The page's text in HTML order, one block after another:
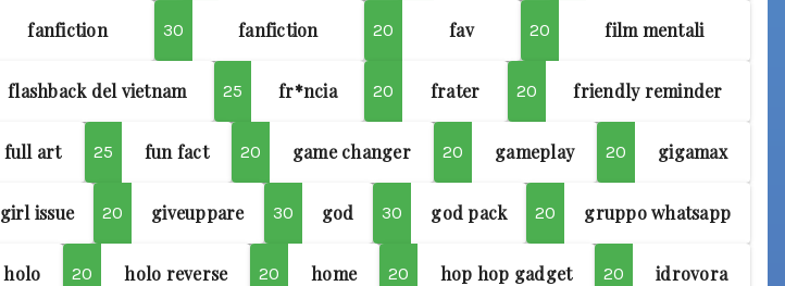
fanfiction 30 fanfiction 20 fav 20 film mentali
flashback del vietnam 25 fr*ncia 20 frater 20 friendly reminder
full art 25 fun fact 20 game changer 20 gameplay 20 gigamax
girl issue 20 giveuppare 30 god 30 god pack 20 gruppo whatsapp
holo 20 holo reverse 20 home 20 hop hop gadget 20 idrovora